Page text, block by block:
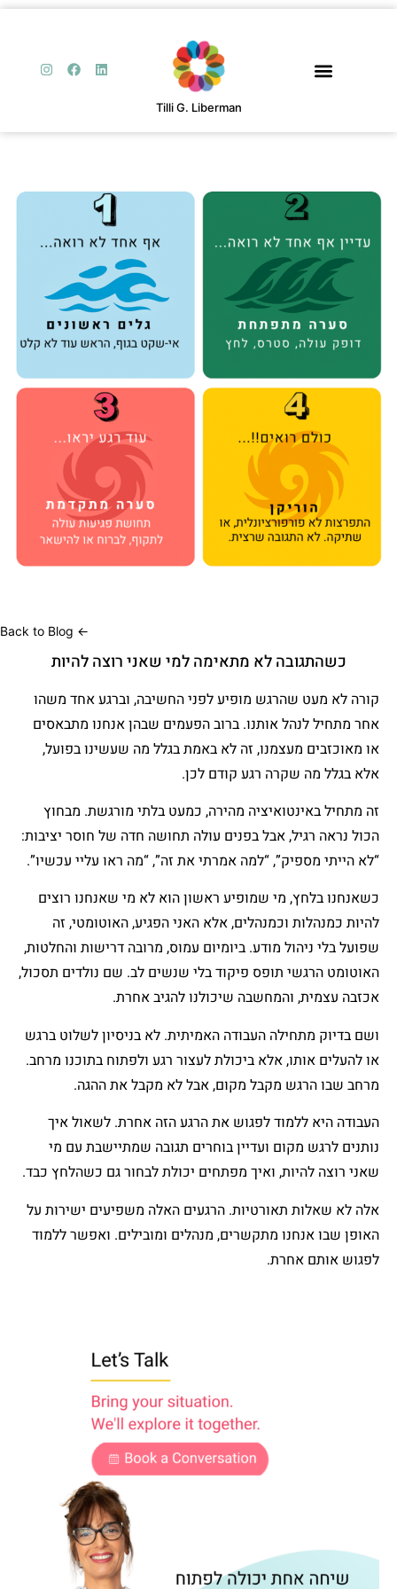
Tilli G. Liberman
← Back to Blog
כשהתגובה לא מתאימה למי שאני רוצה להיות
קורה לא מעט שהרגש מופיע לפני החשיבה, וברגע אחד משהו
אחר מתחיל לנהל אותנו. ברוב הפעמים שבהן אנחנו מתבאסים
או מאוכזבים מעצמנו, זה לא באמת בגלל מה שעשינו בפועל,
אלא בגלל מה שקרה רגע קודם לכן.
זה מתחיל באינטואיציה מהירה, כמעט בלתי מורגשת. מבחוץ
הכול נראה רגיל, אבל בפנים עולה תחושה חדה של חוסר יציבות:
“לא הייתי מספיק”, “למה אמרתי את זה”, “מה ראו עליי עכשיו”.
כשאנחנו בלחץ, מי שמופיע ראשון הוא לא מי שאנחנו רוצים
להיות כמנהלות וכמנהלים, אלא האני הפגיע, האוטומטי, זה
שפועל בלי ניהול מודע. ביומיום עמוס, מרובה דרישות והחלטות,
האוטומט הרגשי תופס פיקוד בלי שנשים לב. שם נולדים תסכול,
אכזבה עצמית, והמחשבה שיכולנו להגיב אחרת.
ושם בדיוק מתחילה העבודה האמיתית. לא בניסיון לשלוט ברגש
או להעלים אותו, אלא ביכולת לעצור רגע ולפתוח בתוכנו מרחב.
מרחב שבו הרגש מקבל מקום, אבל לא מקבל את ההגה.
העבודה היא ללמוד לפגוש את הרגע הזה אחרת. לשאול איך
נותנים לרגש מקום ועדיין בוחרים תגובה שמתיישבת עם מי
שאני רוצה להיות, ואיך מפתחים יכולת לבחור גם כשהלחץ כבד.
אלה לא שאלות תאורטיות. הרגעים האלה משפיעים ישירות על
האופן שבו אנחנו מתקשרים, מנהלים ומובילים. ואפשר ללמוד
לפגוש אותם אחרת.